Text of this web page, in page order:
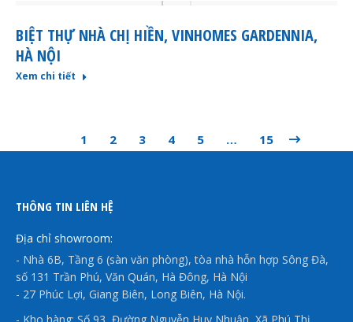
BIỆT THỰ NHÀ CHỊ HIỀN, VINHOMES GARDENNIA,
HÀ NỘI
Xem chi tiết
1 2 3 4 5 … 15
THÔNG TIN LIÊN HỆ
Địa chỉ showroom:
- Nhà 6B, Tầng 6 (sàn văn phòng), tòa nhà hỗn hợp Sông Đà,
số 131 Trần Phú, Văn Quán, Hà Đông, Hà Nội
- 27 Phúc Lợi, Giang Biên, Long Biên, Hà Nội.